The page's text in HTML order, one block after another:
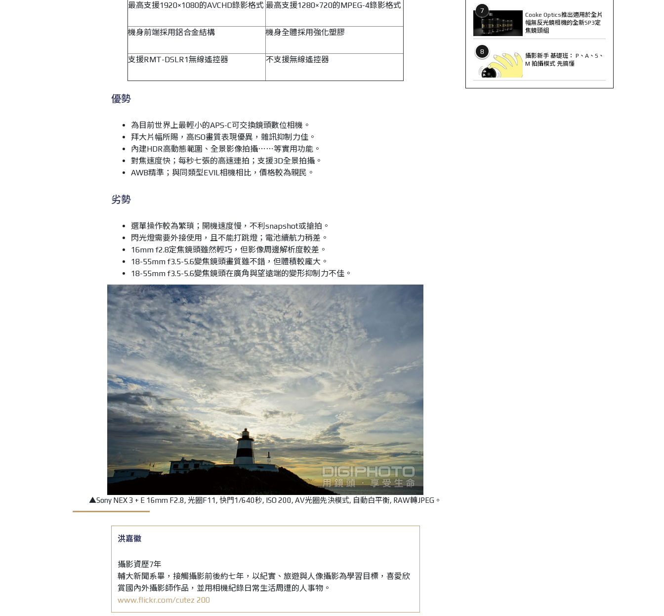
最高支援1920×1080的AVCHD錄影格式 最高支援1280×720的MPEG-4錄影格式
機身前端採用鋁合金結構 機身全體採用強化塑膠
支援RMT-DSLR1無線遙控器 不支援無線遙控器
優勢
為目前世界上最輕小的APS-C可交換鏡頭數位相機。
拜大片幅所賜，高ISO畫質表現優異，雜訊抑制力佳。
內建HDR高動態範圍、全景影像拍攝⋯⋯等實用功能。
對焦速度快；每秒七張的高速連拍；支援3D全景拍攝。
AWB精準；與同類型EVIL相機相比，價格較為親民。
劣勢
選單操作較為繁瑣；開機速度慢，不利snapshot或搶拍。
閃光燈需要外接使用，且不能打跳燈；電池續航力稍差。
16mm f2.8定焦鏡頭雖然輕巧，但影像周邊解析度較差。
18-55mm f3.5-5.6變焦鏡頭畫質雖不錯，但體積較龐大。
18-55mm f3.5-5.6變焦鏡頭在廣角與望遠端的變形抑制力不佳。
▲Sony NEX 3 + E 16mm F2.8, 光圈F11, 快門1/640秒, ISO 200, AV光圈先決模式, 自動白平衡, RAW轉JPEG。
洪嘉徽
攝影資歷7年
輔大新聞系畢，接觸攝影前後約七年，以紀實、旅遊與人像攝影為學習目標，喜愛欣
賞國內外攝影師作品，並用相機紀錄日常生活周遭的人事物。
www.flickr.com/cutez 200
7
Cooke Optics推出適用於全片
幅無反光鏡相機的全新SP3定
焦鏡頭組
8
攝影新手 基礎班： P、A、S、
M 拍攝模式 先搞懂